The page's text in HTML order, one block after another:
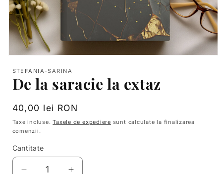
media
într-
fereastră
modală
STEFANIA-SARINA
De la saracie la extaz
Preț
obișnuit
40,00 lei RON
Taxe incluse.Taxele de expediere sunt calculate la finalizarea
comenzii.
Cantitate